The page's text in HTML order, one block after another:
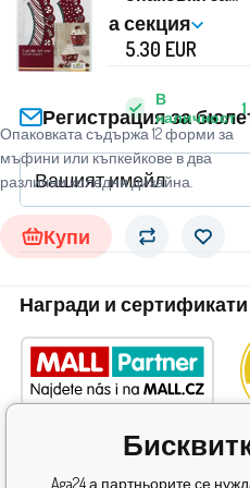
мъфини CANDY
CHRISTMAS -
Birkmann -
Birkmann
Опаковката съдържа 12 форми за
мъфини или къпкейкове в два
различни коледни дизайна.
В
наличност 1
5.30 EUR
Купи
Клиентска секция
Регистрация за
Награди и сертификати
Aga24 а партньорите се